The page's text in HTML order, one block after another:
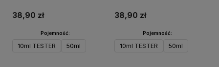
38,90 zł
Pojemność:
10ml TESTER 50ml
38,90 zł
Pojemność:
10ml TESTER 50ml